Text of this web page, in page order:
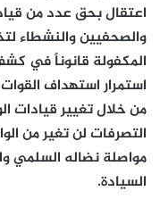
اعتقال بحق عدد من
والصحفيين والنشطاء
المكفولة قانوناً في
استمرار استهداف
من خلال تغيير قيادات
التصرفات لن تغير من
مواصلة نضاله السلمي
السيادة.